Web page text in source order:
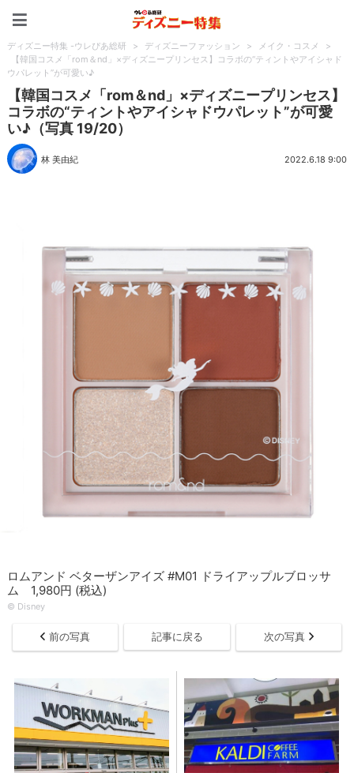
ディズニー特集 -ウレぴあ総研 > ディズニーファッション > メイク・コスメ
>
【韓国コスメ「rom＆nd」×ディズニープリンセス】コラボの“ティントやアイシャド
ウパレット”が可愛い♪
【韓国コスメ「rom＆nd」×ディズニープリンセス】
コラボの“ティントやアイシャドウパレット”が可愛
い♪（写真 19/20）
林 美由紀 2022.6.18 9:00
ロムアンド ベターザンアイズ #M01 ドライアップルブロッサ
ム 1,980円 (税込)
© Disney
前の写真 記事に戻る 次の写真